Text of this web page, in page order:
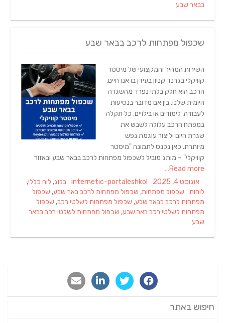
בבאר שבע
שכפול מפתחות לרכב בבאר שבע
השירות המהיר והמקצועי של מיסטר
קוויקלי בגרנד קניון בעידן בו אנו חיים,
הרכב הוא חלק בלתי נפרד מהשגרה
היומית שלנו. בין אם מדובר בנסיעות
לעבודה, לימודים או בילויים, כל תקלה
במפתח הרכב עלולה לשבש את
שגרת היום וליצור עוגמת נפש
מיותרת. כאן נכנס לתמונה "מיסטר
קוויקלי" – מותג מוביל לשכפול מפתחות לרכב בבאר שבע ובאזור
Read more…
Posted
on
אוגוסט 4, 2025 Author
internetic-portaleshkol
Categories
בלוג, לוח כללי,
לוחות
Tags
שכפול מפתחות, שכפול מפתחות לרכב באר שבע, שכפול
מפתחות לרכב בבאר שבע, שכפול מפתחות לשלטי רכב, שכפול
מפתחות לשלטי רכב באר שבע, שכפול מפתחות לשלטי רכב בבאר
שבע
חיפוש באתר